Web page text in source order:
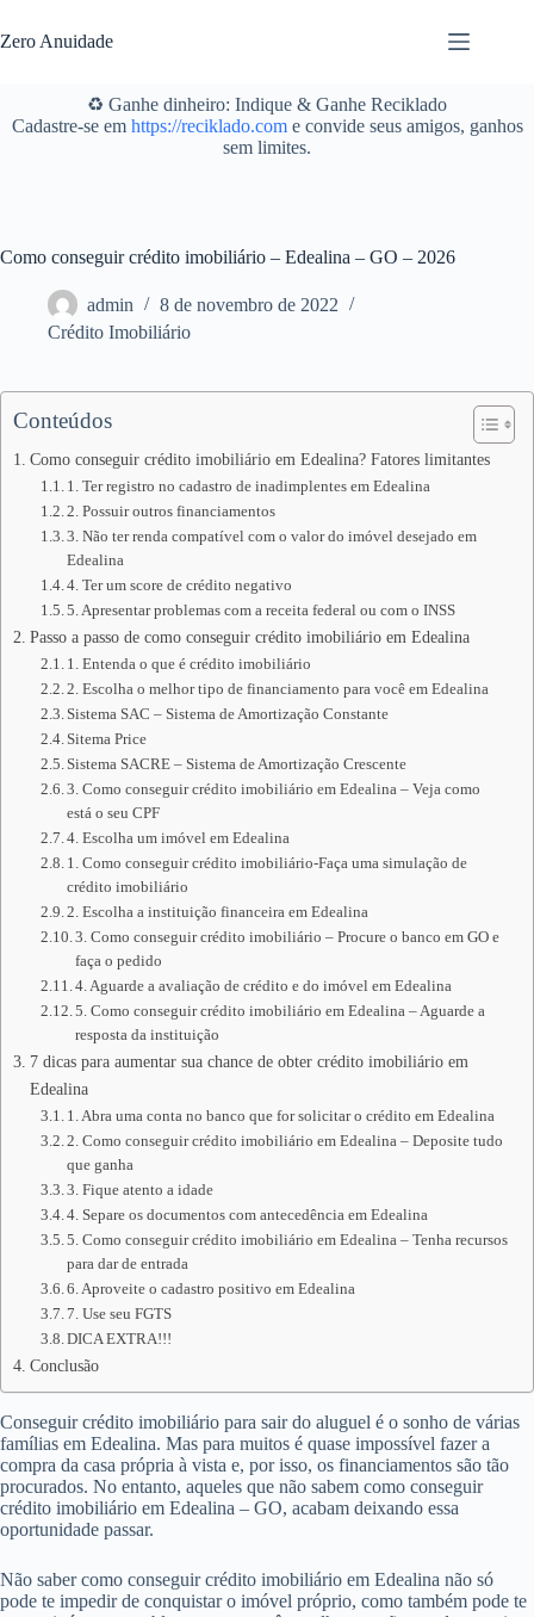
para
o
Zero Anuidade
♻️ Ganhe dinheiro: Indique & Ganhe Reciklado
Cadastre-se em https://reciklado.come convide seus amigos, ganhos
sem limites.
Como conseguir crédito imobiliário – Edealina – GO – 2026
admin
8 de novembro de 2022
Crédito Imobiliário
Conteúdos
Como conseguir crédito imobiliário em Edealina? Fatores limitantes
1. Ter registro no cadastro de inadimplentes em Edealina
2. Possuir outros financiamentos
3. Não ter renda compatível com o valor do imóvel desejado em
Edealina
4. Ter um score de crédito negativo
5. Apresentar problemas com a receita federal ou com o INSS
Passo a passo de como conseguir crédito imobiliário em Edealina
1. Entenda o que é crédito imobiliário
2. Escolha o melhor tipo de financiamento para você em Edealina
Sistema SAC – Sistema de Amortização Constante
Sitema Price
Sistema SACRE – Sistema de Amortização Crescente
3. Como conseguir crédito imobiliário em Edealina – Veja como
está o seu CPF
4. Escolha um imóvel em Edealina
1. Como conseguir crédito imobiliário-Faça uma simulação de
crédito imobiliário
2. Escolha a instituição financeira em Edealina
3. Como conseguir crédito imobiliário – Procure o banco em GO e
faça o pedido
4. Aguarde a avaliação de crédito e do imóvel em Edealina
5. Como conseguir crédito imobiliário em Edealina – Aguarde a
resposta da instituição
7 dicas para aumentar sua chance de obter crédito imobiliário em
Edealina
1. Abra uma conta no banco que for solicitar o crédito em Edealina
2. Como conseguir crédito imobiliário em Edealina – Deposite tudo
que ganha
3. Fique atento a idade
4. Separe os documentos com antecedência em Edealina
5. Como conseguir crédito imobiliário em Edealina – Tenha recursos
para dar de entrada
6. Aproveite o cadastro positivo em Edealina
7. Use seu FGTS
DICA EXTRA!!!
Conclusão
Conseguir crédito imobiliário para sair do aluguel é o sonho de várias
famílias em Edealina. Mas para muitos é quase impossível fazer a
compra da casa própria à vista e, por isso, os financiamentos são tão
procurados. No entanto, aqueles que não sabem como conseguir
crédito imobiliário em Edealina – GO, acabam deixando essa
oportunidade passar.
Não saber como conseguir crédito imobiliário em Edealina não só
pode te impedir de conquistar o imóvel próprio, como também pode te